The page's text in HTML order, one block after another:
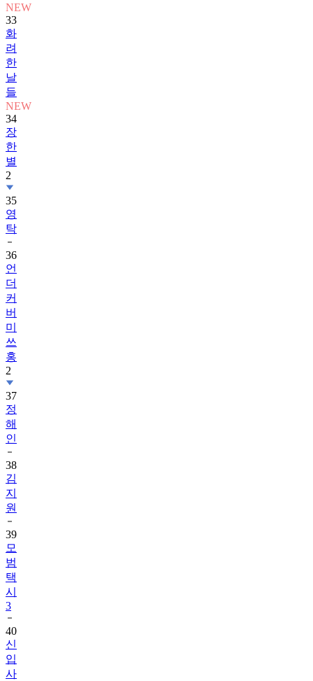
NEW
33
화
려
한
날
들
NEW
34
장
한
별
2
35
영
탁
36
언
더
커
버
미
쓰
홍
2
37
정
해
인
38
김
지
원
39
모
범
택
시
3
40
신
입
사